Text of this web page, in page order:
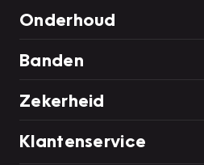
Onderhoud
Banden
Zekerheid
Klantenservice